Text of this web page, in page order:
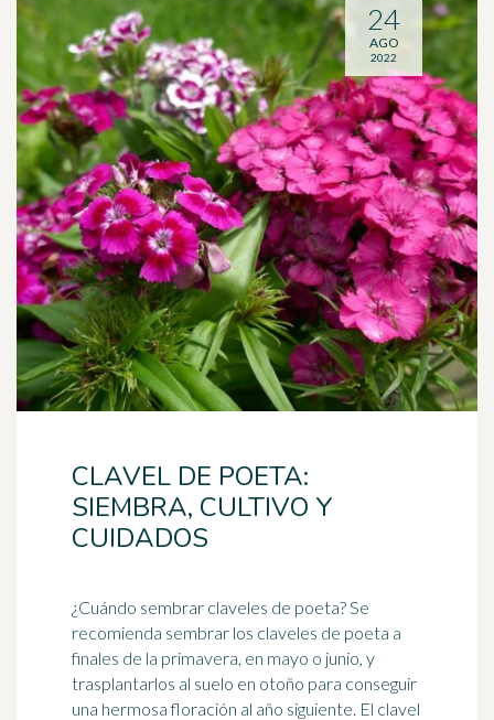
CLAVEL DE POETA:
SIEMBRA, CULTIVO Y
CUIDADOS
¿Cuándo sembrar claveles de poeta? Se
recomienda sembrar los claveles de poeta a
finales de la primavera, en mayo o junio, y
trasplantarlos al suelo en otoño para conseguir
una hermosa floración al año siguiente. El clavel
24
AGO
2022